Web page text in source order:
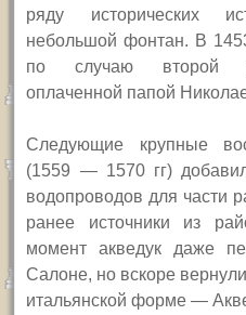
ряду исторических
небольшой фонтан. В
по случаю второй
оплаченной папой
Следующие крупные
(1559 — 1570 гг)
водопроводов для части
ранее источники из
момент акведук даже
Салоне, но вскоре
итальянской форме —